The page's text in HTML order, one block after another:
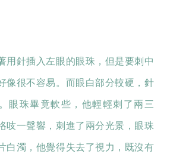
用針插入左眼的眼珠，但是要刺中
像很不容易。而眼白部分較硬，針
眼珠畢竟軟些，他輕輕刺了兩三
吱一聲響，刺進了兩分光景，眼珠
白濁，他覺得失去了視力，既沒有